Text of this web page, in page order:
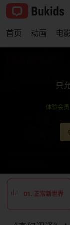
首页 动画 电
只
体验会员
01. 正常新世界